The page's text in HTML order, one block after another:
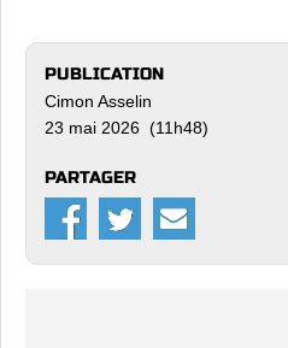
PUBLICATION
Cimon Asselin
23 mai 2026 (11h48)
PARTAGER